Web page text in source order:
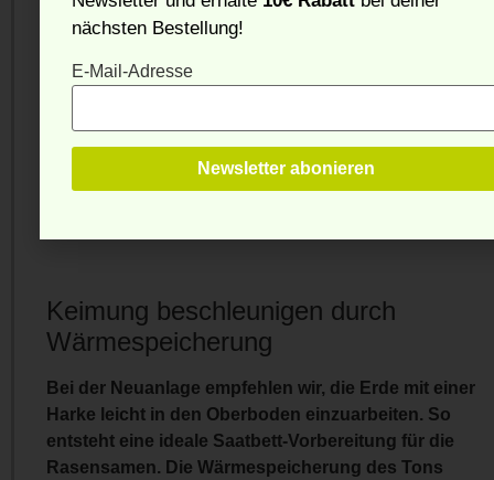
Nach dem Ausbringen der Bevermann Premium
werden. DieTonmineralien
Trockenperioden müssen Sie so weniger häufig
wässern – das spart Zeit und schont die
Ressourcen. Achten Sie darauf, den Boden
Keimung beschleunigen durch
Wärmespeicherung
Bei der Neuanlage empfehlen wir, die Erde mit einer
Harke leicht in den Oberboden einzuarbeiten. So
entsteht eine ideale Saatbett-Vorbereitung für die
Rasensamen. Die Wärmespeicherung des Tons
nächsten Bestellung!
E-Mail-Adresse